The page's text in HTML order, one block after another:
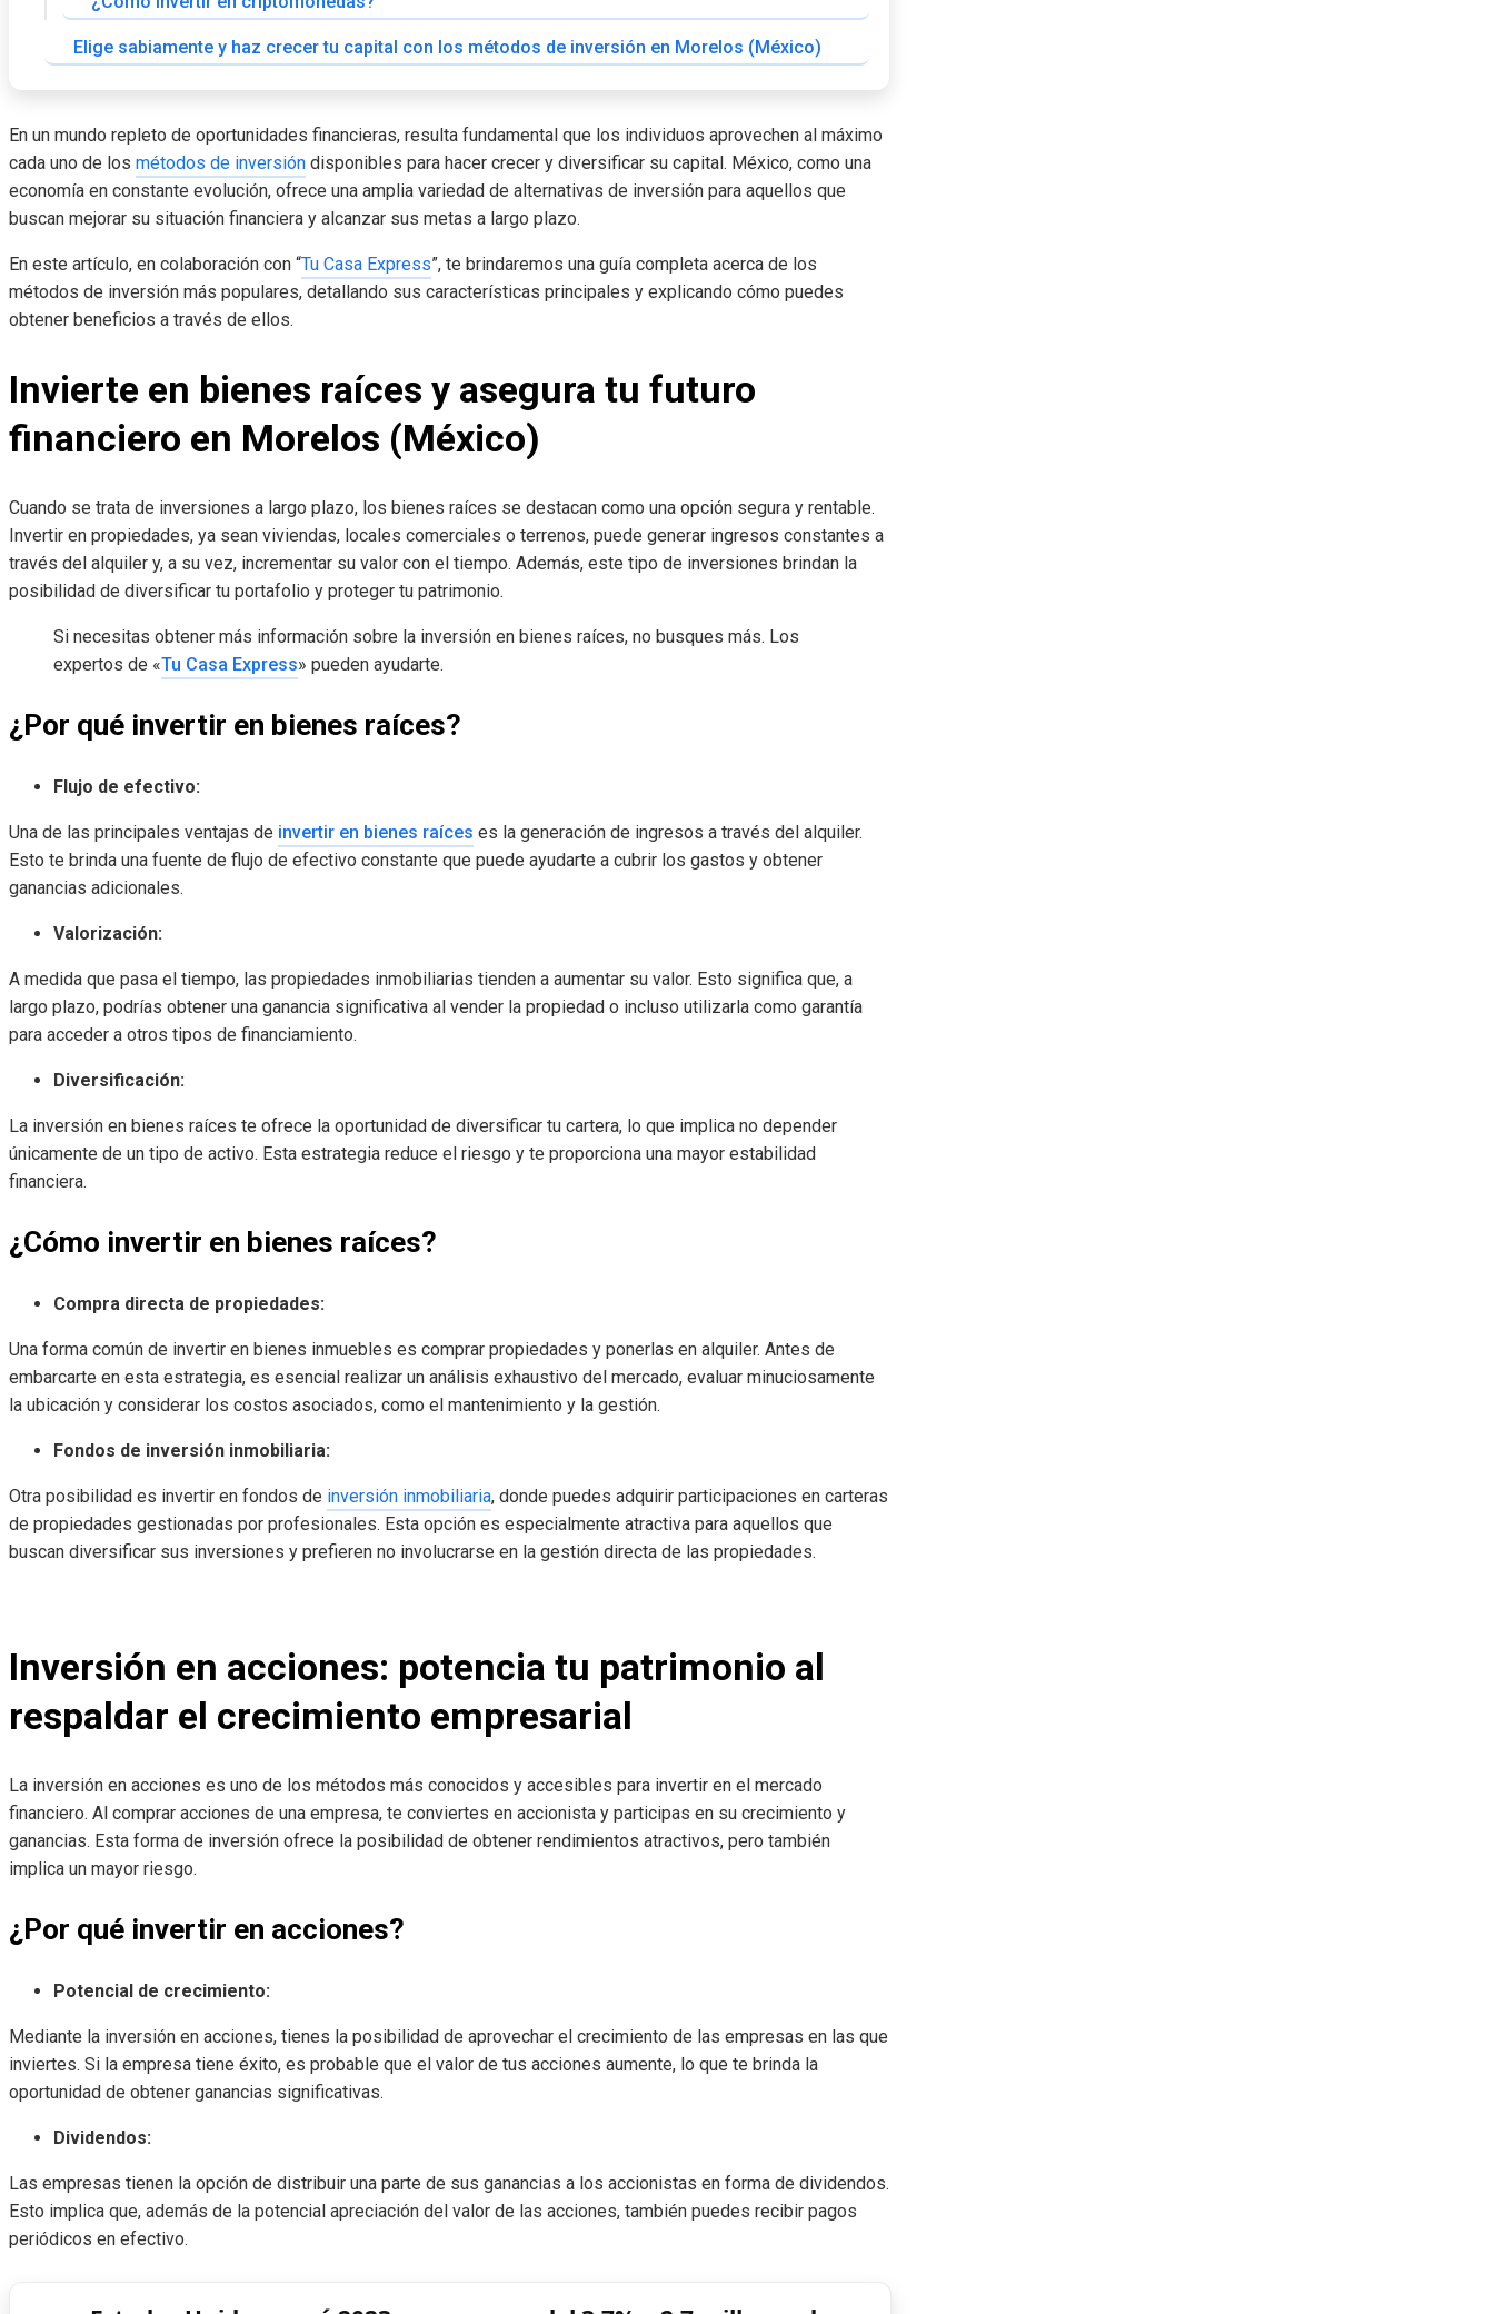
Elige sabiamente y haz crecer tu capital con los métodos de inversión en Morelos (México)
En un mundo repleto de oportunidades financieras, resulta fundamental que los individuos aprovechen al máximo
cada uno de los métodos de inversión disponibles para hacer crecer y diversificar su capital. México, como una
economía en constante evolución, ofrece una amplia variedad de alternativas de inversión para aquellos que
buscan mejorar su situación financiera y alcanzar sus metas a largo plazo.
En este artículo, en colaboración con “Tu Casa Express”, te brindaremos una guía completa acerca de los
métodos de inversión más populares, detallando sus características principales y explicando cómo puedes
obtener beneficios a través de ellos.
Invierte en bienes raíces y asegura tu futuro
financiero en Morelos (México)
Cuando se trata de inversiones a largo plazo, los bienes raíces se destacan como una opción segura y rentable.
Invertir en propiedades, ya sean viviendas, locales comerciales o terrenos, puede generar ingresos constantes a
través del alquiler y, a su vez, incrementar su valor con el tiempo. Además, este tipo de inversiones brindan la
posibilidad de diversificar tu portafolio y proteger tu patrimonio.
Si necesitas obtener más información sobre la inversión en bienes raíces, no busques más. Los
expertos de «Tu Casa Express» pueden ayudarte.
¿Por qué invertir en bienes raíces?
Flujo de efectivo:
Una de las principales ventajas de invertir en bienes raíces es la generación de ingresos a través del alquiler.
Esto te brinda una fuente de flujo de efectivo constante que puede ayudarte a cubrir los gastos y obtener
ganancias adicionales.
Valorización:
A medida que pasa el tiempo, las propiedades inmobiliarias tienden a aumentar su valor. Esto significa que, a
largo plazo, podrías obtener una ganancia significativa al vender la propiedad o incluso utilizarla como garantía
para acceder a otros tipos de financiamiento.
Diversificación:
La inversión en bienes raíces te ofrece la oportunidad de diversificar tu cartera, lo que implica no depender
únicamente de un tipo de activo. Esta estrategia reduce el riesgo y te proporciona una mayor estabilidad
financiera.
¿Cómo invertir en bienes raíces?
Compra directa de propiedades:
Una forma común de invertir en bienes inmuebles es comprar propiedades y ponerlas en alquiler. Antes de
embarcarte en esta estrategia, es esencial realizar un análisis exhaustivo del mercado, evaluar minuciosamente
la ubicación y considerar los costos asociados, como el mantenimiento y la gestión.
Fondos de inversión inmobiliaria:
Otra posibilidad es invertir en fondos de inversión inmobiliaria, donde puedes adquirir participaciones en carteras
de propiedades gestionadas por profesionales. Esta opción es especialmente atractiva para aquellos que
buscan diversificar sus inversiones y prefieren no involucrarse en la gestión directa de las propiedades.
Inversión en acciones: potencia tu patrimonio al
respaldar el crecimiento empresarial
La inversión en acciones es uno de los métodos más conocidos y accesibles para invertir en el mercado
financiero. Al comprar acciones de una empresa, te conviertes en accionista y participas en su crecimiento y
ganancias. Esta forma de inversión ofrece la posibilidad de obtener rendimientos atractivos, pero también
implica un mayor riesgo.
¿Por qué invertir en acciones?
Potencial de crecimiento:
Mediante la inversión en acciones, tienes la posibilidad de aprovechar el crecimiento de las empresas en las que
inviertes. Si la empresa tiene éxito, es probable que el valor de tus acciones aumente, lo que te brinda la
oportunidad de obtener ganancias significativas.
Dividendos:
Las empresas tienen la opción de distribuir una parte de sus ganancias a los accionistas en forma de dividendos.
Esto implica que, además de la potencial apreciación del valor de las acciones, también puedes recibir pagos
periódicos en efectivo.